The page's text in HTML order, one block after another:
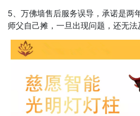
5、万佛墙售后服务误导，承诺是两
师父自己摊，一旦出现问题，还无法